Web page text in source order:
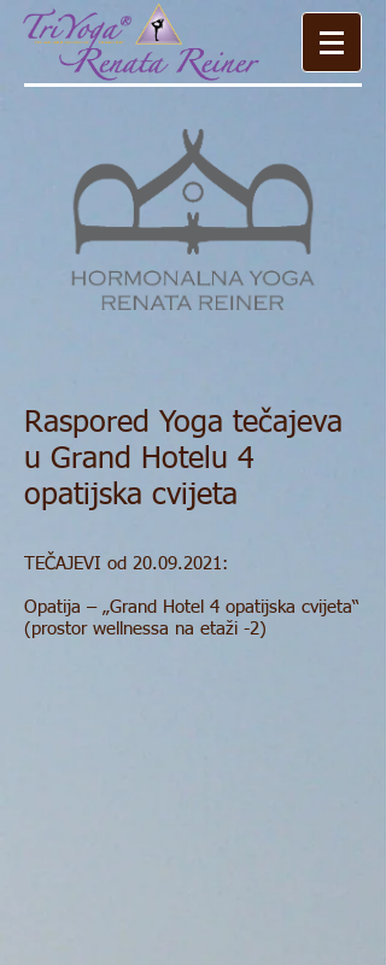
Raspored Yoga tečajeva
u Grand Hotelu 4
opatijska cvijeta
TEČAJEVI od 20.09.2021:
Opatija – „Grand Hotel 4 opatijska cvijeta“
(prostor wellnessa na etaži -2)